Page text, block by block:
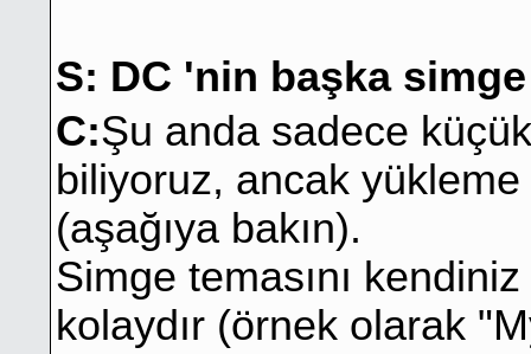
S: DC 'nin başka simge
C:Şu anda sadece
biliyoruz, ancak
(aşağıya bakın).
Simge temasını
kolaydır (örnek olarak